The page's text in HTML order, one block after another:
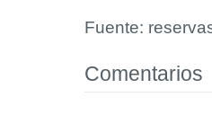
Fuente:
Comentarios